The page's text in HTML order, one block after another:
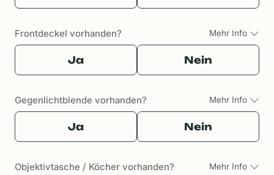
Frontdeckel vorhanden? Mehr Info
Ja Nein
Gegenlichtblende vorhanden? Mehr Info
Ja Nein
Objektivtasche / Köcher vorhanden? Mehr Info